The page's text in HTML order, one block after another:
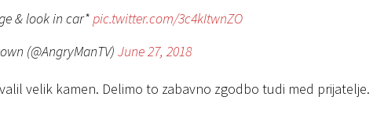
& look in car*pic.twitter.com/3c4kItwnZO
(@AngryManTV) June 27, 2018
velik kamen. Delimo to zabavno zgodbo tudi med prijatelje.